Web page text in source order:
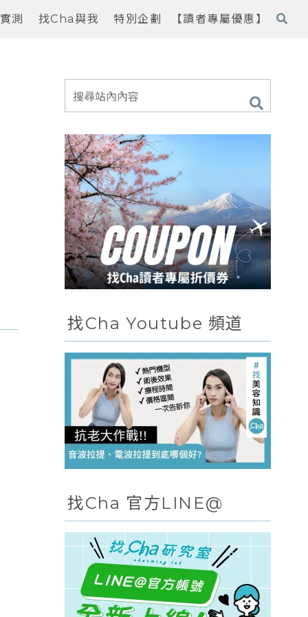
測 找Cha與我 特別企劃 【讀者專屬優惠】
找Cha Youtube 頻道
找Cha 官方LINE@